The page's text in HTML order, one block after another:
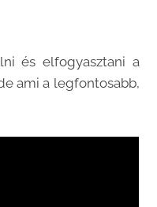
és elfogyasztani a
ami a legfontosabb,